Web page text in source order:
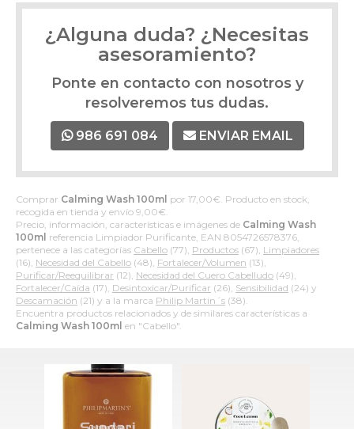
Comprar Calming Wash 100ml por 17,00€. Producto en stock,
recogida en tienda y envío 9,00€.
Precio, información, características e imágenes de Calming Wash
100ml referencia Limpiador Purificante, EAN 8054726578376,
pertenece a las categorías Cabello (77), Productos (67), Limpiadores
(16), Necesidad del Cabello (48), Fortalecer/Volumen (13),
Purificar/Reequilibrar (12), Necesidad del Cuero Cabelludo (49),
Fortalecer/Caída (17), Desintoxicar/Purificar (26), Sensibilidad (24) y
Descamación (21) y a la marca Philip Martin´s (38).
Encuentra productos relacionados y de similares características a
Calming Wash 100ml en "Cabello".
¿Alguna duda? ¿Necesitas
asesoramiento?
Ponte en contacto con nosotros y
resolveremos tus dudas.
986 691 084 ENVIAR EMAIL